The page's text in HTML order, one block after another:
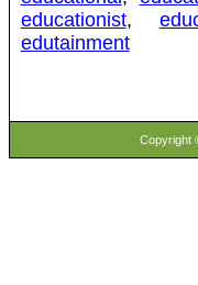
educationist,
edutainment
Copyright